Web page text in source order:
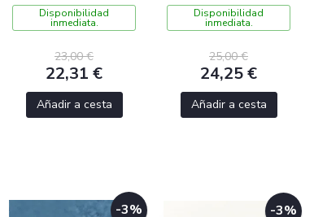
Disponibilidad
inmediata.
23,00 €
22,31 €
Añadir a cesta
Disponibilidad
inmediata.
25,00 €
24,25 €
Añadir a cesta
-3% -3%